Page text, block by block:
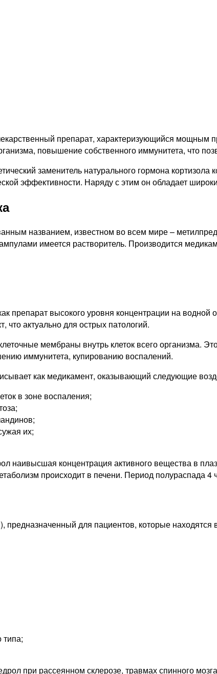
препарат, характеризующийся мощным
повышение собственного иммунитета, что
заменитель натурального гормона
эффективности. Наряду с этим он обладает
названием, известном во всем мире –
имеется растворитель. Производится
препарат высокого уровня концентрации на водной
что актуально для острых патологий.
мембраны внутрь клеток всего организма.
иммунитета, купированию воспалений.
как медикамент, оказывающий следующие
в зоне воспаления;
их;
наивысшая концентрация активного вещества в
происходит в печени. Период полураспада 4
для пациентов, которые находятся
типа;
при рассеянном склерозе, травмах спинного